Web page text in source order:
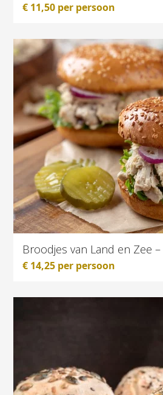
€ 11,50 per persoon
Broodjes van Land en Zee
€ 14,25 per persoon